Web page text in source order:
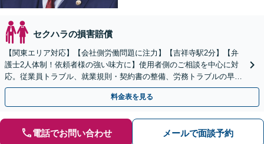
セクハラの損害賠償
【関東エリア対応】【会社側労働問題に注力】【吉祥寺駅2分】【弁
護士2人体制！依頼者様の強い味方に】使用者側のご相談を中心に対
応。従業員トラブル、就業規則・契約書の整備、労務トラブルの早期
解決・防止に努めます。
料金表を見る
電話でお問い合わせ メールで面談予約